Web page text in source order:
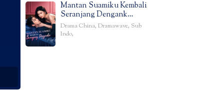
Mantan Suamiku Kembali
Seranjang Dengank…
Drama China, Dramawave, Sub
Indo,